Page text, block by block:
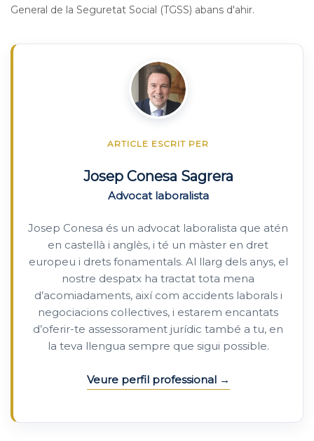
General de la Seguretat Social (TGSS) abans d'ahir.
ARTICLE ESCRIT PER
Josep Conesa Sagrera
Advocat laboralista
Josep Conesa és un advocat laboralista que atén
en castellà i anglès, i té un màster en dret
europeu i drets fonamentals. Al llarg dels anys, el
nostre despatx ha tractat tota mena
d’acomiadaments, així com accidents laborals i
negociacions col·lectives, i estarem encantats
d’oferir-te assessorament jurídic també a tu, en
la teva llengua sempre que sigui possible.
Veure perfil professional